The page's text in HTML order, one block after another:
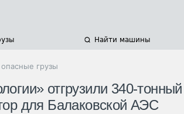
Найти машины
грузы
отгрузили 340-тонный
для Балаковской АЭС